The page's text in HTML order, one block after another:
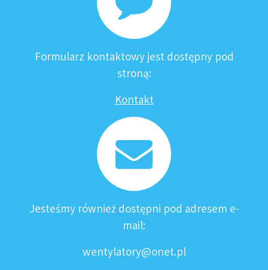
Formularz kontaktowy jest dostępny pod
stroną:
Kontakt
Jesteśmy również dostępni pod adresem e-
mail:
wentylatory@onet.pl